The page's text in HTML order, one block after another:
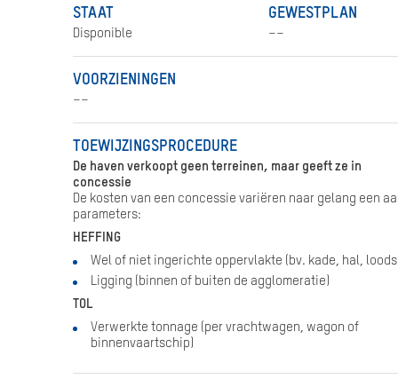
STAAT
Disponible
GEWESTPLAN
––
VOORZIENINGEN
––
TOEWIJZINGSPROCEDURE
De haven verkoopt geen terreinen, maar geeft ze in
concessie
De kosten van een concessie variëren naar gelang een
parameters:
HEFFING
Wel of niet ingerichte oppervlakte (bv. kade, hal, loods)
Ligging (binnen of buiten de agglomeratie)
TOL
Verwerkte tonnage (per vrachtwagen, wagon of
binnenvaartschip)